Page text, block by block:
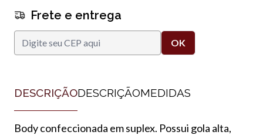
Frete e entrega
DESCRIÇÃODESCRIÇÃOMEDIDAS
Body confeccionada em suplex. Possui gola alta,